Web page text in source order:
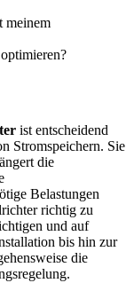
meinem
ist entscheidend
Stromspeichern. Sie
die
Belastungen
richtig zu
und auf
bis hin zur
die